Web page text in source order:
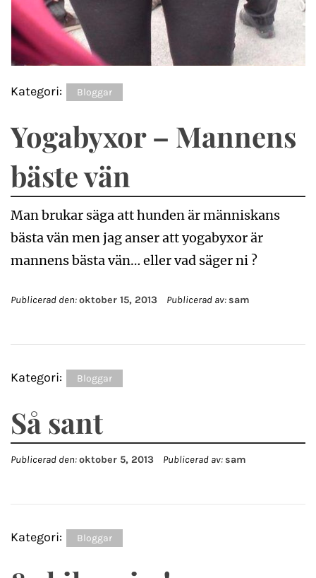
Kategori: Bloggar
Yogabyxor – Mannens
bäste vän
Man brukar säga att hunden är människans
bästa vän men jag anser att yogabyxor är
mannens bästa vän… eller vad säger ni ?
Publicerad den:oktober 15, 2013 Publicerad av:sam
Kategori: Bloggar
Så sant
Publicerad den:oktober 5, 2013 Publicerad av:sam
Kategori: Bloggar